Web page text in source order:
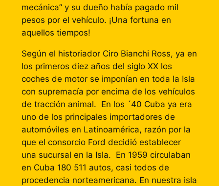
mecánica” y su dueño había pagado mil
pesos por el vehículo. ¡Una fortuna en
aquellos tiempos!
Según el historiador Ciro Bianchi Ross, ya en
los primeros diez años del siglo XX los
coches de motor se imponían en toda la Isla
con supremacía por encima de los vehículos
de tracción animal. En los ´40 Cuba ya era
uno de los principales importadores de
automóviles en Latinoamérica, razón por la
que el consorcio Ford decidió establecer
una sucursal en la Isla. En 1959 circulaban
en Cuba 180 511 autos, casi todos de
procedencia norteamericana. En nuestra isla